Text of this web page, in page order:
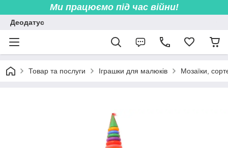
Ми працюємо під час війни!
Деодатус
Товар та послуги Іграшки для малюків Мозаїки,